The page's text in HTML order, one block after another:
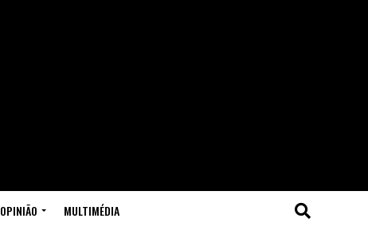
OPINIÃO MULTIMÉDIA